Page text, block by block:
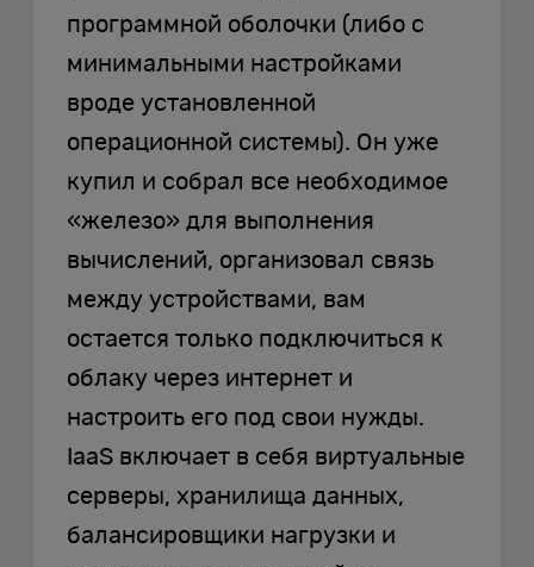
программной оболочки (либо с
минимальными настройками
вроде установленной
операционной системы). Он уже
купил и собрал все необходимое
«железо» для выполнения
вычислений, организовал связь
между устройствами, вам
остается только подключиться к
облаку через интернет и
настроить его под свои нужды.
IaaS включает в себя виртуальные
серверы, хранилища данных,
балансировщики нагрузки и